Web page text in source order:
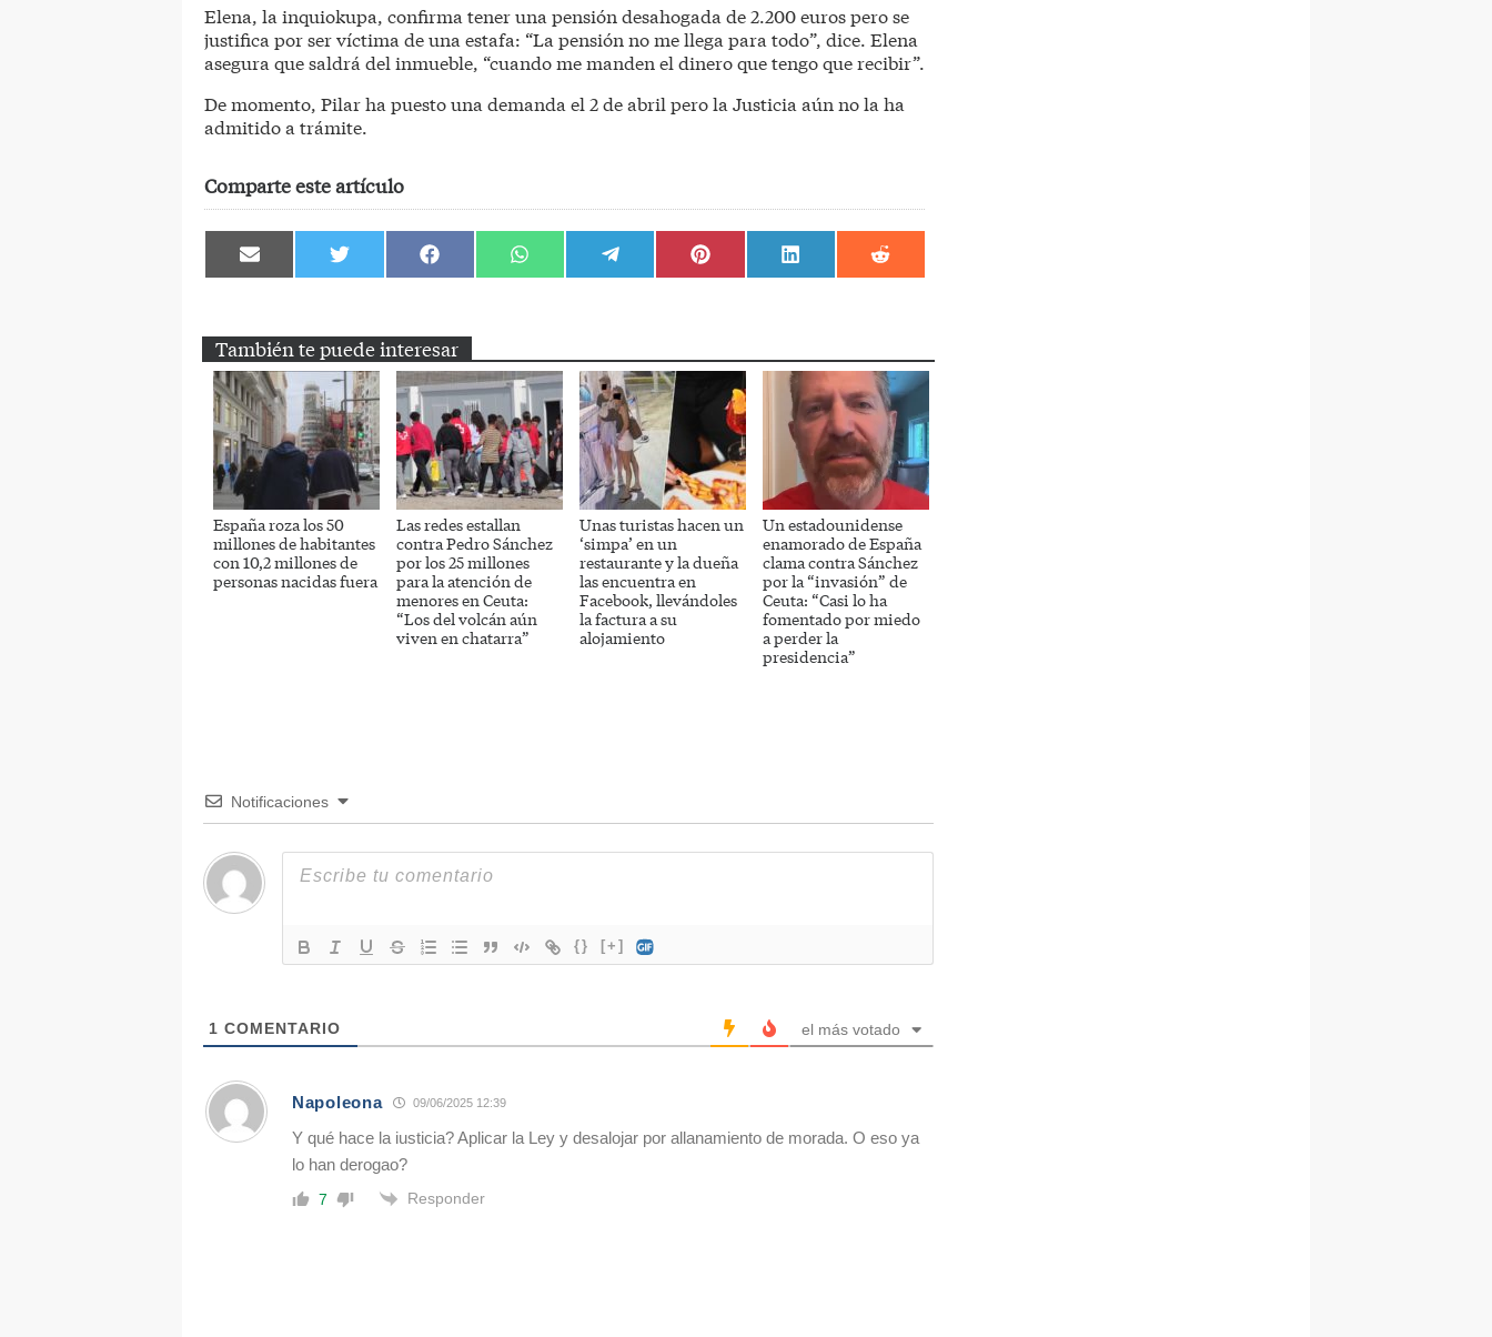
Elena, la inquiokupa, confirma tener una pensión desahogada de 2.200 euros pero se
justifica por ser víctima de una estafa: “La pensión no me llega para todo”, dice. Elena
asegura que saldrá del inmueble, “cuando me manden el dinero que tengo que recibir”.
De momento, Pilar ha puesto una demanda el 2 de abril pero la Justicia aún no la ha
admitido a trámite.
Comparte este artículo
Compartir
en
Compartir
en
Compartir
en
Compartir
en
Compartir
en
Compartir
en
Compartir
en
Compartir
en
También te puede interesar
España roza los 50
millones de habitantes
con 10,2 millones de
personas nacidas fuera
Las redes estallan
contra Pedro Sánchez
por los 25 millones
para la atención de
menores en Ceuta:
“Los del volcán aún
viven en chatarra”
Unas turistas hacen un
‘simpa’ en un
restaurante y la dueña
las encuentra en
Facebook, llevándoles
la factura a su
alojamiento
Un estadounidense
enamorado de España
clama contra Sánchez
por la “invasión” de
Ceuta: “Casi lo ha
fomentado por miedo
a perder la
presidencia”
Notificaciones
{} [+]
1 COMENTARIO el más votado
Napoleona 09/06/2025 12:39
Y qué hace la iusticia? Aplicar la Ley y desalojar por allanamiento de morada. O eso ya
lo han derogao?
7 Responder